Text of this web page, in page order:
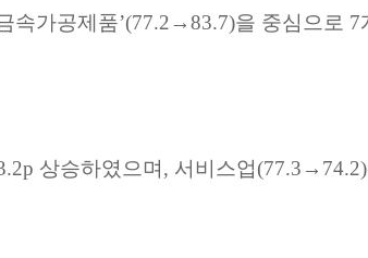
속가공제품’(77.2→83.7)을 중심으로 7
상승하였으며 , 서비스업(77.3→74.2)